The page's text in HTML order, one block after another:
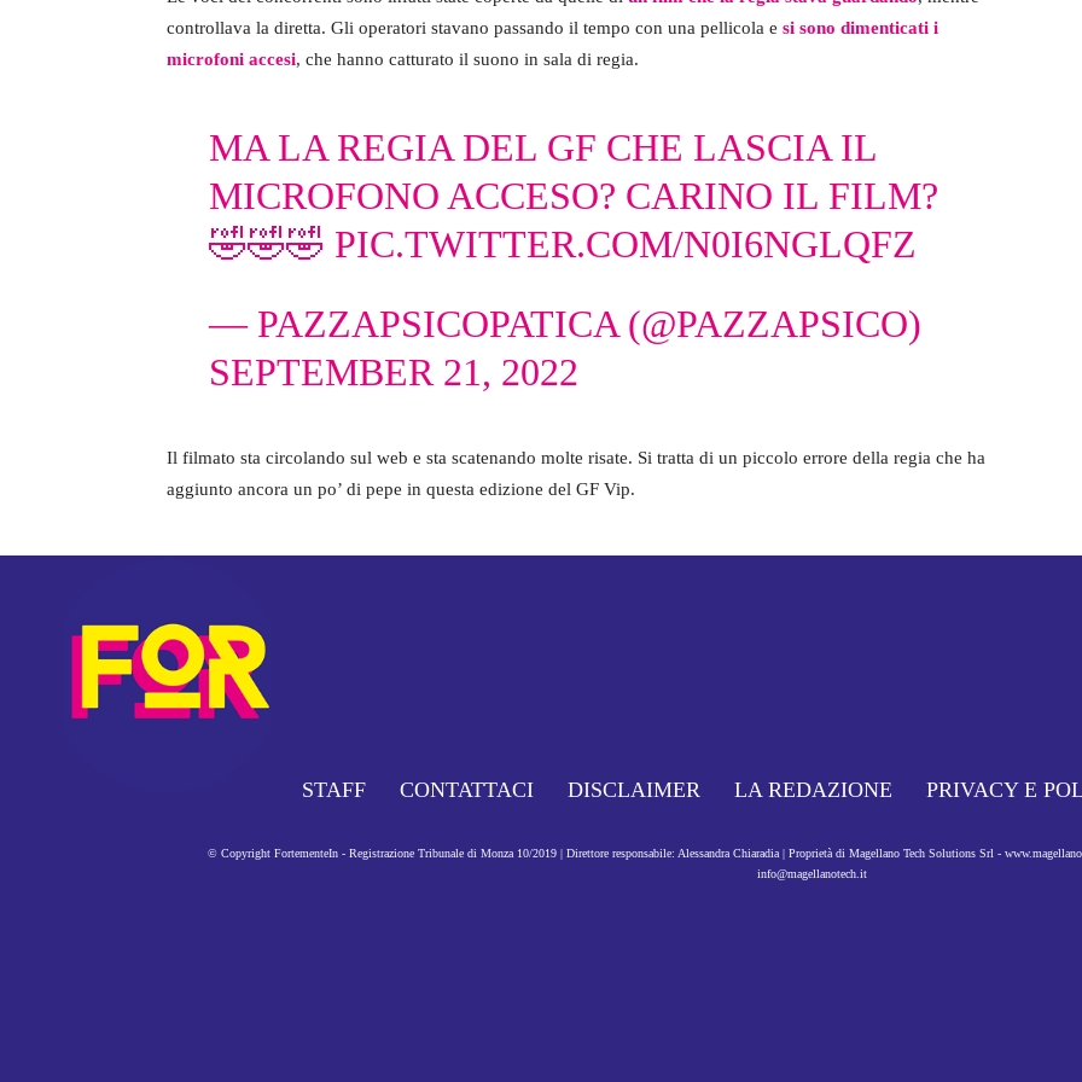
controllava la diretta. Gli operatori stavano passando il tempo con una pellicola e si sono dimenticati i
microfoni accesi, che hanno catturato il suono in sala di regia.
MA LA REGIA DEL GF CHE LASCIA IL
MICROFONO ACCESO? CARINO IL FILM?
🤣🤣🤣 PIC.TWITTER.COM/N0I6NGLQFZ
— PAZZAPSICOPATICA (@PAZZAPSICO)
SEPTEMBER 21, 2022
Il filmato sta circolando sul web e sta scatenando molte risate. Si tratta di un piccolo errore della regia che ha
aggiunto ancora un po’ di pepe in questa edizione del GF Vip.
STAFF CONTATTACI DISCLAIMER LA REDAZIONE PRIVACY E
© Copyright FortementeIn - Registrazione Tribunale di Monza 10/2019 | Direttore responsabile: Alessandra Chiaradia | Proprietà di Magellano Tech Solutions Srl -
info@magellanotech.it